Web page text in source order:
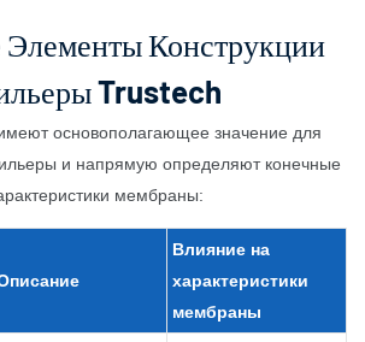
Конструкции
Trustech
основополагающее значение для
и напрямую определяют конечные
мембраны:
Влияние на
характеристики
мембраны